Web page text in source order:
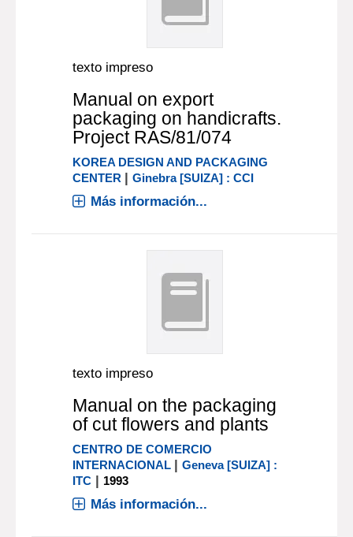
texto impreso
Manual on export
packaging on handicrafts.
Project RAS/81/074
KOREA DESIGN AND PACKAGING
CENTER |Ginebra [SUIZA] : CCI
Más información...
texto impreso
Manual on the packaging
of cut flowers and plants
CENTRO DE COMERCIO
INTERNACIONAL |Geneva [SUIZA] :
ITC | 1993
Más información...